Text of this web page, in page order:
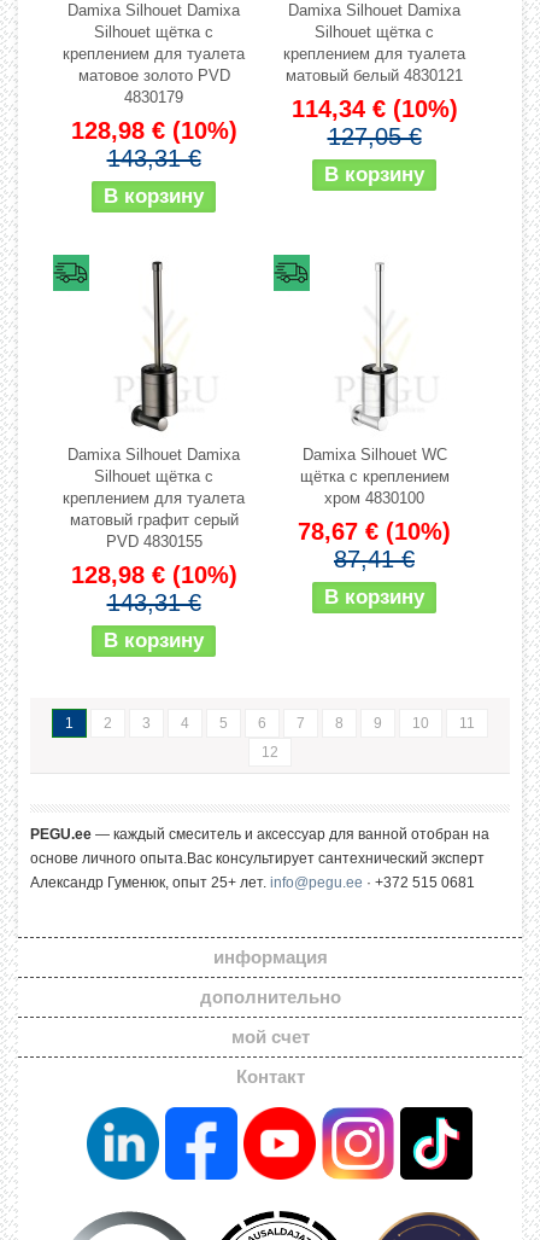
Damixa Silhouet Damixa
Silhouet щётка с
креплением для туалета
матовое золото PVD
4830179
128,98 € (10%)
143,31 €
Damixa Silhouet Damixa
Silhouet щётка с
креплением для туалета
матовый белый 4830121
114,34 € (10%)
127,05 €
Damixa Silhouet Damixa
Silhouet щётка с
креплением для туалета
матовый графит серый
PVD 4830155
128,98 € (10%)
143,31 €
Damixa Silhouet WC
щётка с креплением
хром 4830100
78,67 € (10%)
87,41 €
1 2 3 4 5 6 7 8 9 10
11
12
PEGU.ee — каждый смеситель и аксессуар для ванной отобран на
основе личного опыта.Вас консультирует сантехнический эксперт
Александр Гуменюк, опыт 25+ лет. info@pegu.ee · +372 515 0681
информация
дополнительно
мой счет
Контакт